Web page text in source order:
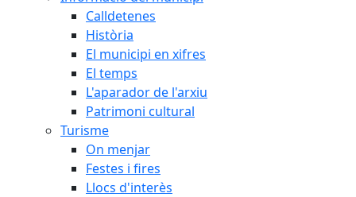
Calldetenes
Història
El municipi en xifres
El temps
L'aparador de l'arxiu
Patrimoni cultural
Turisme
On menjar
Festes i fires
Llocs d'interès